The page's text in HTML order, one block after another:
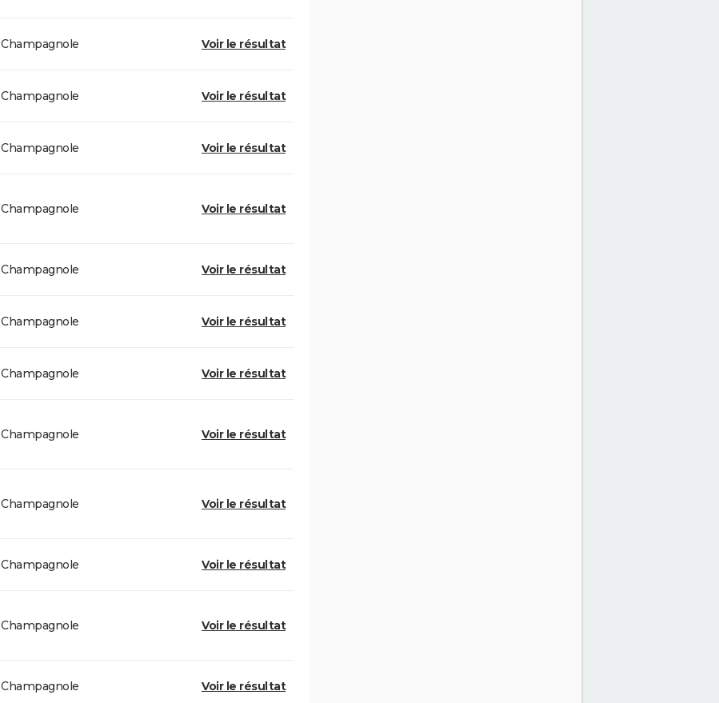
Champagnole Voir le résultat
Champagnole Voir le résultat
Champagnole Voir le résultat
Champagnole Voir le résultat
Champagnole Voir le résultat
Champagnole Voir le résultat
Champagnole Voir le résultat
Champagnole Voir le résultat
Champagnole Voir le résultat
Champagnole Voir le résultat
Champagnole Voir le résultat
Champagnole Voir le résultat